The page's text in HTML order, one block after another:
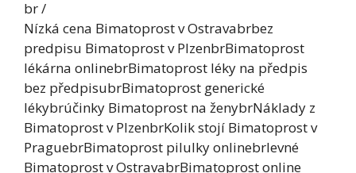
br /
Nízká cena Bimatoprost v Ostravabrbez
predpisu Bimatoprost v PlzenbrBimatoprost
lékárna onlinebrBimatoprost léky na předpis
bez předpisubrBimatoprost generické
lékybrúčinky Bimatoprost na ženybrNáklady z
Bimatoprost v PlzenbrKolik stojí Bimatoprost v
PraguebrBimatoprost pilulky onlinebrlevné
Bimatoprost v OstravabrBimatoprost online